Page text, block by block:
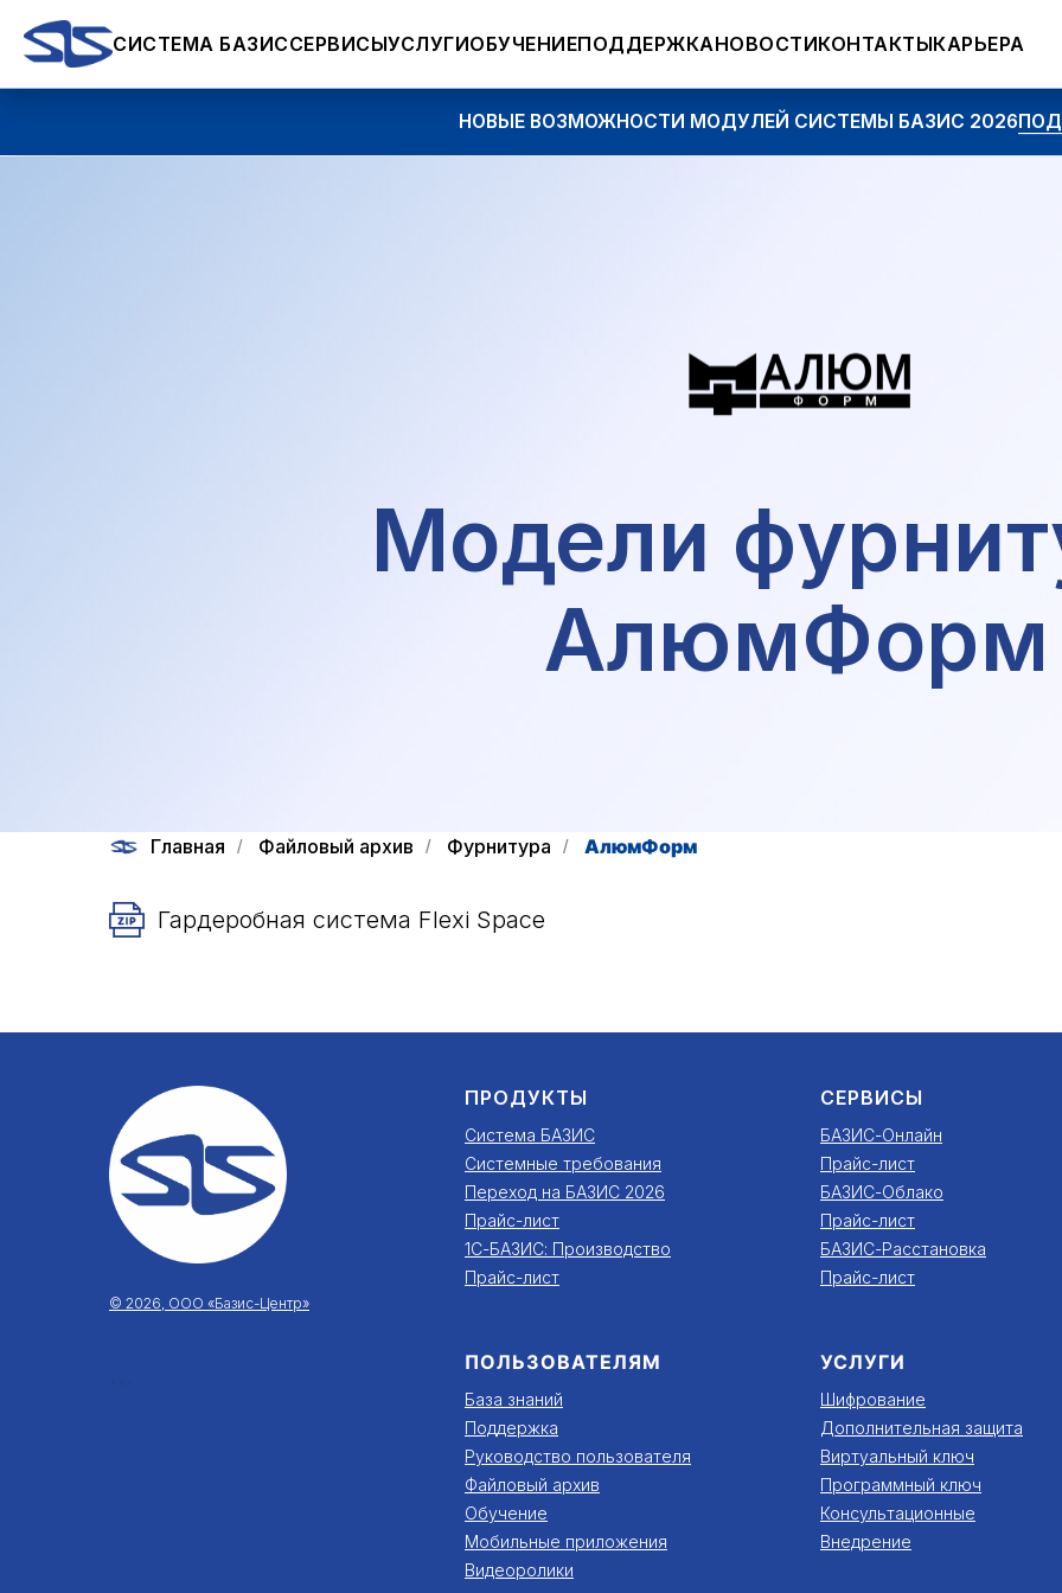
СИСТЕМА БАЗИССЕРВИСЫУСЛУГИОБУЧЕНИЕПОДДЕРЖКАНОВОСТИКОНТАКТЫКАРЬЕРА
НОВЫЕ ВОЗМОЖНОСТИ МОДУЛЕЙ СИСТЕМЫ БАЗИС 2026
Модели
АлюмФорм
Главная / Файловый архив / Фурнитура / АлюмФорм
Гардеробная система Flexi Space
© 2026, ООО «Базис-Центр»
ПРОДУКТЫ
Система БАЗИС
Системные требования
Переход на БАЗИС 2026
Прайс-лист
1С-БАЗИС: Производство
Прайс-лист
СЕРВИСЫ
БАЗИС-Онлайн
Прайс-лист
БАЗИС-Облако
Прайс-лист
БАЗИС-Расстановка
Прайс-лист
ПОЛЬЗОВАТЕЛЯМ
База знаний
Поддержка
Руководство пользователя
Файловый архив
Обучение
Мобильные приложения
Видеоролики
УСЛУГИ
Шифрование
Дополнительная защита
Виртуальный ключ
Программный ключ
Консультационные
Внедрение